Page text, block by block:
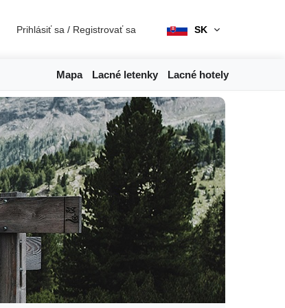
Prihlásiť sa / Registrovať sa SK
Mapa Lacné letenky Lacné hotely